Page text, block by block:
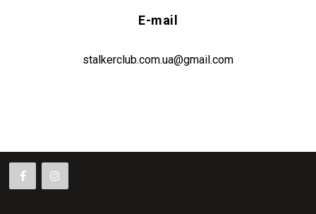
E-mail
stalkerclub.com.ua@gmail.com